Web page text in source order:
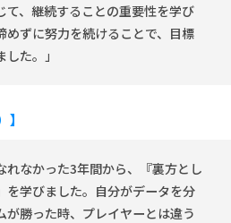
て、継続することの重要性を学び
めずに努力を続けることで、目標
た。」
れなかった3年間から、『裏方とし
を学びました。自分がデータを分
勝った時、プレイヤーとは違う